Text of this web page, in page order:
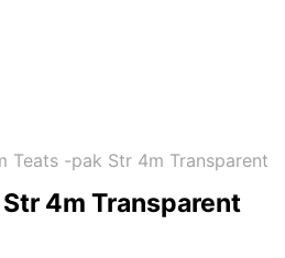
Teats -pak Str 4m Transparent
4m Transparent